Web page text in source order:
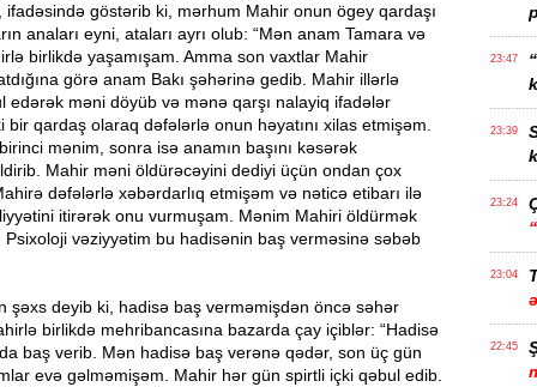
ifadəsində göstərib ki, mərhum Mahir onun ögey qardaşı
anaları eyni, ataları ayrı olub: “Mən anam Tamara və
birlikdə yaşamışam. Amma son vaxtlar Mahir
görə anam Bakı şəhərinə gedib. Mahir illərlə
edərək məni döyüb və mənə qarşı nalayiq ifadələr
bir qardaş olaraq dəfələrlə onun həyatını xilas etmişəm.
mənim, sonra isə anamın başını kəsərək
Mahir məni öldürəcəyini dediyi üçün ondan çox
dəfələrlə xəbərdarlıq etmişəm və nəticə etibarı ilə
itirərək onu vurmuşam. Mənim Mahiri öldürmək
Psixoloji vəziyyətim bu hadisənin baş verməsinə səbəb
şəxs deyib ki, hadisə baş verməmişdən öncə səhər
birlikdə mehribancasına bazarda çay içiblər: “Hadisə
baş verib. Mən hadisə baş verənə qədər, son üç gün
evə gəlməmişəm. Mahir hər gün spirtli içki qəbul edib.
23:47
23:39
23:24
23:04
22:45